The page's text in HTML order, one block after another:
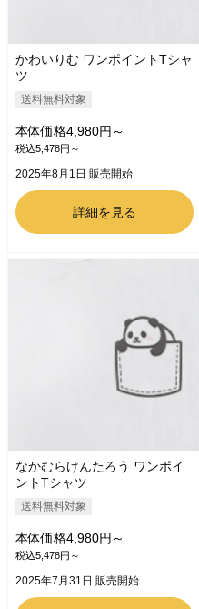
かわいりむ ワンポイントTシャ
ツ
送料無料対象
本体価格4,980円～
税込5,478円～
2025年8月1日 販売開始
詳細を見る
なかむらけんたろう ワンポイ
ントTシャツ
送料無料対象
本体価格4,980円～
税込5,478円～
2025年7月31日 販売開始